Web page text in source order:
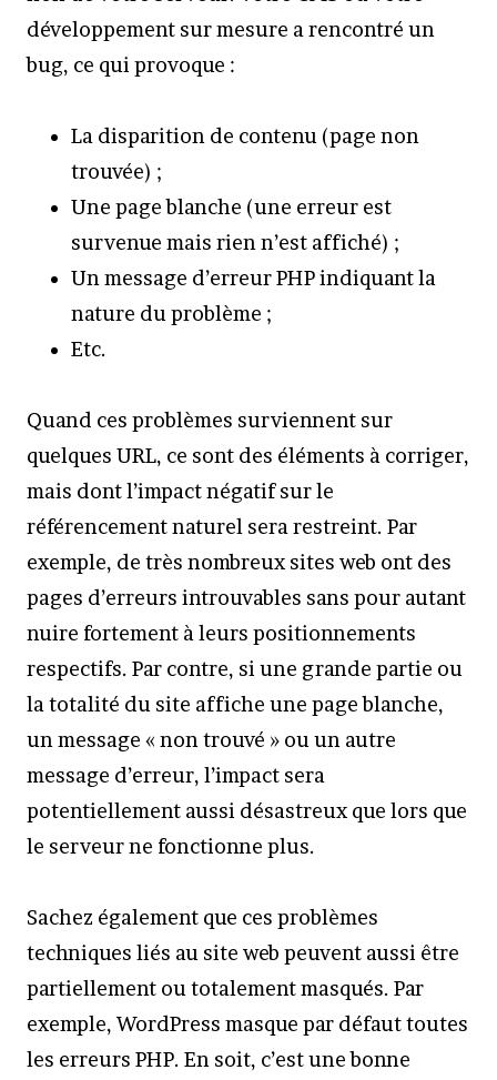
développement sur mesure a rencontré un
bug, ce qui provoque :
La disparition de contenu (page non
trouvée) ;
Une page blanche (une erreur est
survenue mais rien n’est affiché) ;
Un message d’erreur PHP indiquant la
nature du problème ;
Etc.
Quand ces problèmes surviennent sur
quelques URL, ce sont des éléments à corriger,
mais dont l’impact négatif sur le
référencement naturel sera restreint. Par
exemple, de très nombreux sites web ont des
pages d’erreurs introuvables sans pour autant
nuire fortement à leurs positionnements
respectifs. Par contre, si une grande partie ou
la totalité du site affiche une page blanche,
un message « non trouvé » ou un autre
message d’erreur, l’impact sera
potentiellement aussi désastreux que lors que
le serveur ne fonctionne plus.
Sachez également que ces problèmes
techniques liés au site web peuvent aussi être
partiellement ou totalement masqués. Par
exemple, WordPress masque par défaut toutes
les erreurs PHP. En soit, c’est une bonne